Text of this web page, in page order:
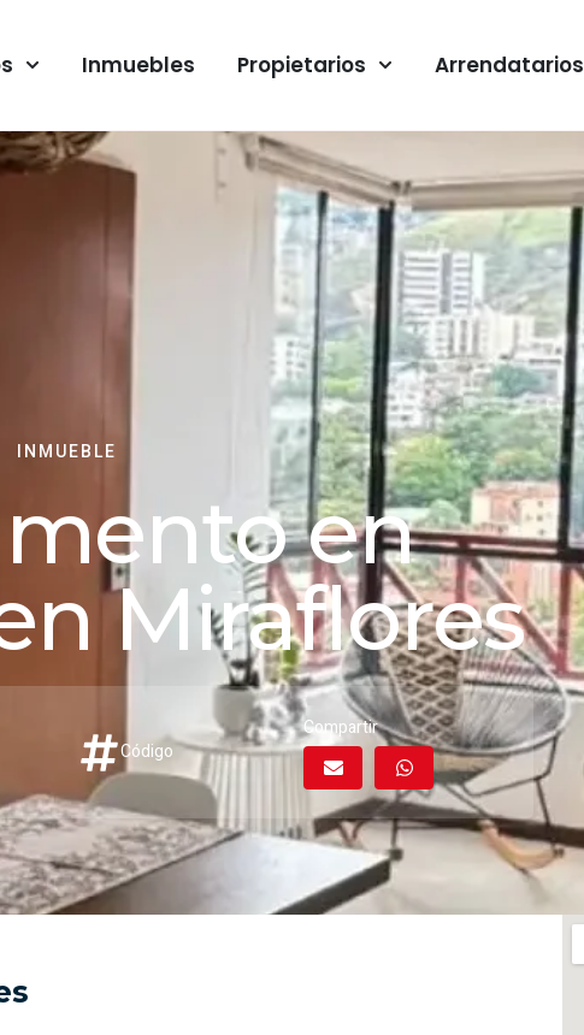
Inmuebles Propietarios Arrendatarios
INMUEBLE
en
Miraflores
Código
Compartir